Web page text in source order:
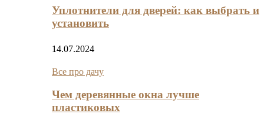
Уплотнители для дверей: как выбрать и
установить
14.07.2024
Все про дачу
Чем деревянные окна лучше
пластиковых